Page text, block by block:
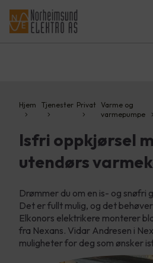
Hjem Tjenester Privat Varme og
varmepumpe
Isfri oppkjørsel
utendørs
Drømmer du om en is- og snøfri
Det er fullt mulig, og det
Elkonors elektrikere monterer
fra Nexans. Vidar Andresen i
muligheter for deg som ønsker